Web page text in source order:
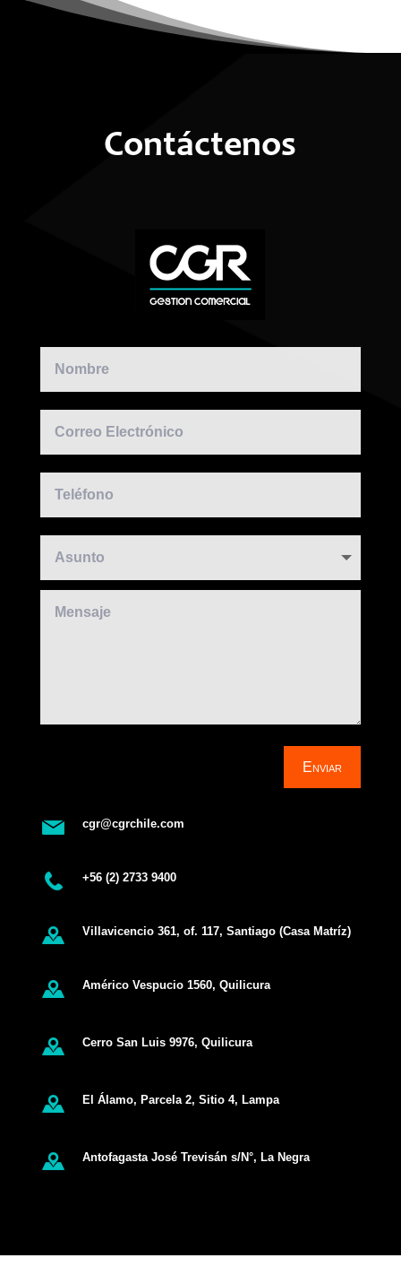
Contáctenos
Enviar
cgr@cgrchile.com
+56 (2) 2733 9400
Villavicencio 361, of. 117, Santiago (Casa Matríz)
Américo Vespucio 1560, Quilicura
Cerro San Luis 9976, Quilicura
El Álamo, Parcela 2, Sitio 4, Lampa
Antofagasta José Trevisán s/N°, La Negra